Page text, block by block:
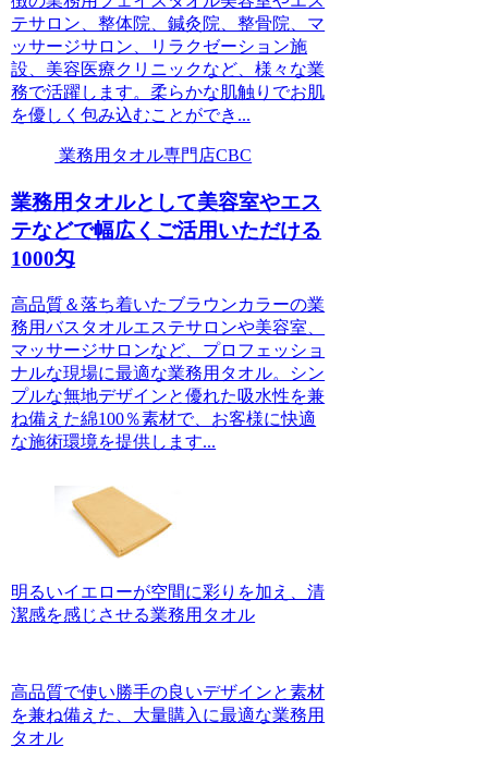
テサロン、整体院、鍼灸院、整骨院、マ
ッサージサロン、リラクゼーション施
設、美容医療クリニックなど、様々な業
務で活躍します。柔らかな肌触りでお肌
を優しく包み込むことができ...
業務用タオル専門店CBC
業務用タオルとして美容室やエス
テなどで幅広くご活用いただける
1000匁
高品質＆落ち着いたブラウンカラーの業
務用バスタオルエステサロンや美容室、
マッサージサロンなど、プロフェッショ
ナルな現場に最適な業務用タオル。シン
プルな無地デザインと優れた吸水性を兼
ね備えた綿100％素材で、お客様に快適
な施術環境を提供します...
明るいイエローが空間に彩りを加え、清
潔感を感じさせる業務用タオル
高品質で使い勝手の良いデザインと素材
を兼ね備えた、大量購入に最適な業務用
タオル